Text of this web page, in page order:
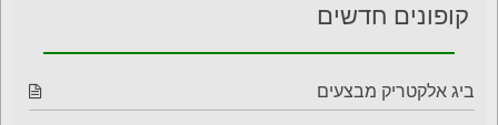
קופונים חדשים
ביג אלקטריק מבצעים